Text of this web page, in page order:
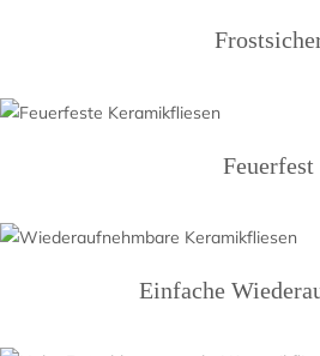
Feuerfest
Einfache